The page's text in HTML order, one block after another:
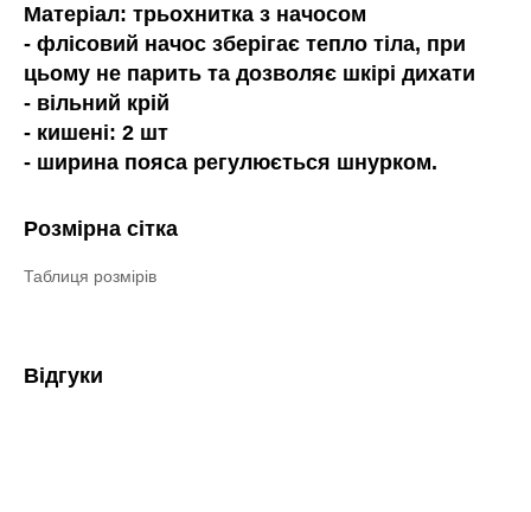
Матеріал: трьохнитка з начосом
- флісовий начос зберігає тепло тіла, при
цьому не парить та дозволяє шкірі дихати
- вільний крій
- кишені: 2 шт
- ширина пояса регулюється шнурком.
Розмірна сітка
Таблиця розмірів
Відгуки